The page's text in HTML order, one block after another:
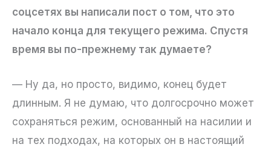
соцсетях вы написали пост о том, что это
начало конца для текущего режима. Спустя
время вы по-прежнему так думаете?
— Ну да, но просто, видимо, конец будет
длинным. Я не думаю, что долгосрочно может
сохраняться режим, основанный на насилии и
на тех подходах, на которых он в настоящий